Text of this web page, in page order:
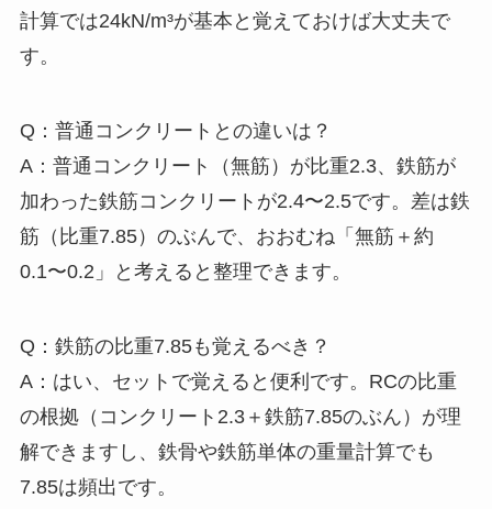
計算では24kN/m³が基本と覚えておけば大丈夫で
す。
Q：普通コンクリートとの違いは？
A：普通コンクリート（無筋）が比重2.3、鉄筋が
加わった鉄筋コンクリートが2.4〜2.5です。差は鉄
筋（比重7.85）のぶんで、おおむね「無筋＋約
0.1〜0.2」と考えると整理できます。
Q：鉄筋の比重7.85も覚えるべき？
A：はい、セットで覚えると便利です。RCの比重
の根拠（コンクリート2.3＋鉄筋7.85のぶん）が理
解できますし、鉄骨や鉄筋単体の重量計算でも
7.85は頻出です。